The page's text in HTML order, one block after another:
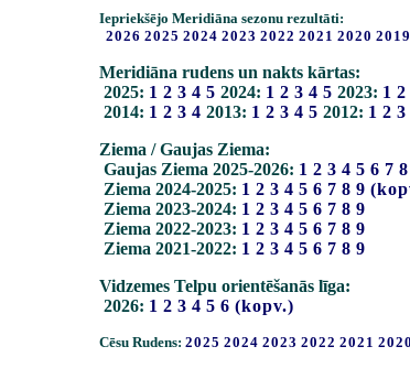
Iepriekšējo Meridiāna sezonu rezultāti:
2026 2025 2024 2023 2022 2021 2020 2019
Meridiāna rudens un nakts kārtas:
2025: 1 2 3 4 5 2024: 1 2 3 4 5 2023: 1 2
2014: 1 2 3 4 2013: 1 2 3 4 5 2012: 1 2 3
Ziema / Gaujas Ziema:
Gaujas Ziema 2025-2026: 1 2 3 4 5 6 7 8
Ziema 2024-2025: 1 2 3 4 5 6 7 8 9
Ziema 2023-2024: 1 2 3 4 5 6 7 8 9
Ziema 2022-2023: 1 2 3 4 5 6 7 8 9
Ziema 2021-2022: 1 2 3 4 5 6 7 8 9
Vidzemes Telpu orientēšanās līga:
2026: 1 2 3 4 5 6 (kopv.)
Cēsu Rudens: 2025 2024 2023 2022 2021 2020